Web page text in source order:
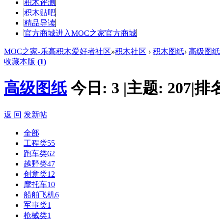
积木评测
积木贴吧
精品导读
官方商城进入MOC之家官方商城
MOC之家-乐高积木爱好者社区»积木社区 › 积木图纸› 高级图纸
收藏本版 (1)
高级图纸 今日: 3 |主题: 207|排
返 回 发新帖
全部
工程类55
跑车类62
越野类47
创意类12
摩托车10
船舶飞机6
军事类1
枪械类1